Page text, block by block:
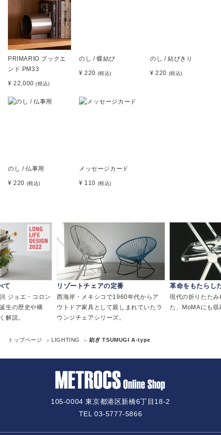
PRIMARIO ブックエ
ンド PM33
¥ 22,000(税込)
のし / 蝶結び
¥ 220 (税込)
のし / 結びきり
¥ 220 (税込)
のし / 仏事用
¥ 220 (税込)
メッセージカード
¥ 110 (税込)
て
ジョエ・コロン
生の歴史や構
解説。
リゾートチェアの定番
西海岸・メキシコで1960年代からア
ウトドア家具として親しまれていたラ
ウンジチェアシリーズ。
革命をもたらし
現代の折りたた
た、MoMAにも収
トップページ LIGHTING 紡ぎ TSUMUGI A-type
105-0004 東京都港区新橋6丁目18-2
TEL 03-5777-5866